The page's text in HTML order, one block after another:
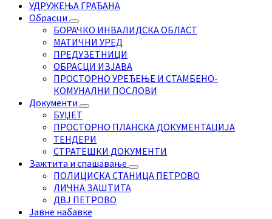
УДРУЖЕЊА ГРАЂАНА
Обрасци
БОРАЧКО ИНВАЛИДСКА ОБЛАСТ
МАТИЧНИ УРЕД
ПРЕДУЗЕТНИЦИ
ОБРАСЦИ ИЗЈАВА
ПРОСТОРНО УРЕЂЕЊЕ И СТАМБЕНО-
КОМУНАЛНИ ПОСЛОВИ
Документи
БУЏЕТ
ПРОСТОРНО ПЛАНСКА ДОКУМЕНТАЦИЈА
ТЕНДЕРИ
СТРАТЕШКИ ДОКУМЕНТИ
Зажтита и спашавање
ПОЛИЦИСКА СТАНИЦА ПЕТРОВО
ЛИЧНА ЗАШТИТА
ДВЈ ПЕТРОВО
Јавне набавке